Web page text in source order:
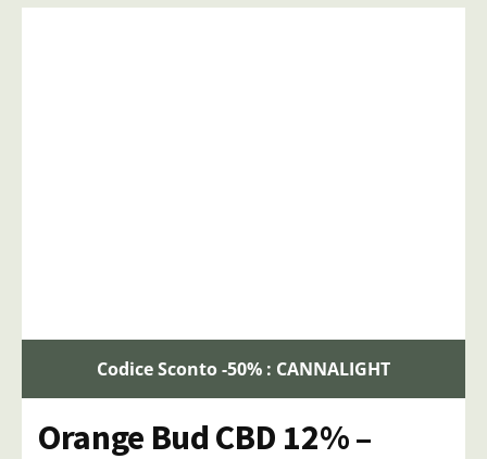
Codice Sconto -50% : CANNALIGHT
Orange Bud CBD 12% –